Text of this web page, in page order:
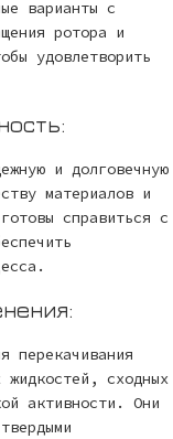
варианты с
ротора и
удовлетворить
и долговечную
материалов и
справиться с
перекачивания
жидкостей, сходных
активности. Они